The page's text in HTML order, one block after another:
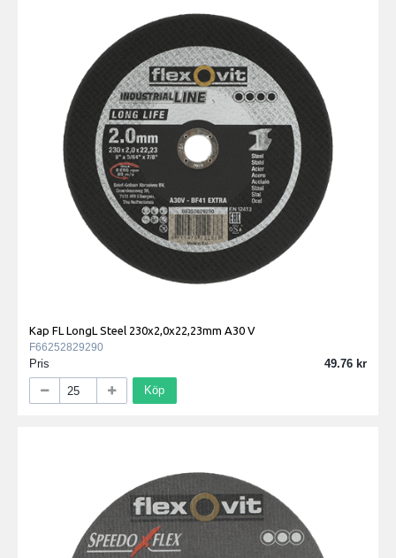
Kap FL LongL Steel 230x2,0x22,23mm A30 V
F66252829290
Pris 49.76
Köp